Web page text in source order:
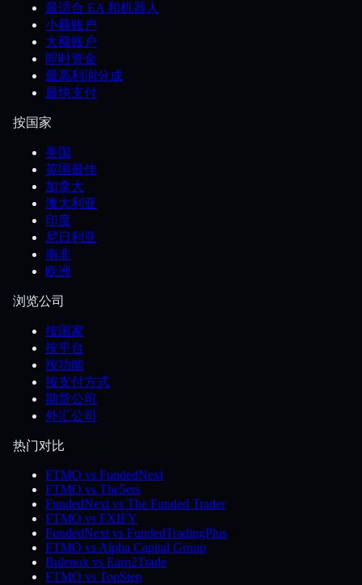
最适合 EA 和机器人
小额账户
大额账户
即时资金
最高利润分成
最快支付
按国家
美国
英国最佳
加拿大
澳大利亚
印度
尼日利亚
南非
欧洲
浏览公司
按国家
按平台
按功能
按支付方式
期货公司
外汇公司
热门对比
FTMO vs FundedNext
FTMO vs The5ers
FundedNext vs The Funded Trader
FTMO vs FXIFY
FundedNext vs FundedTradingPlus
FTMO vs Alpha Capital Group
Bulenox vs Earn2Trade
FTMO vs TopStep